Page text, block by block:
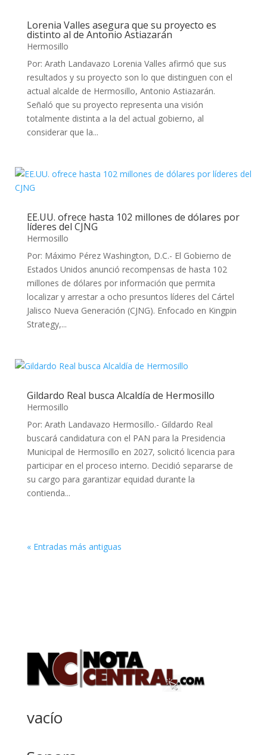
Lorenia Valles asegura que su proyecto es
distinto al de Antonio Astiazarán
Hermosillo
Por: Arath Landavazo Lorenia Valles afirmó que sus
resultados y su proyecto son lo que distinguen con el
actual alcalde de Hermosillo, Antonio Astiazarán.
Señaló que su proyecto representa una visión
totalmente distinta a la del actual gobierno, al
considerar que la...
EE.UU. ofrece hasta 102 millones de dólares por
líderes del CJNG
Hermosillo
Por: Máximo Pérez Washington, D.C.- El Gobierno de
Estados Unidos anunció recompensas de hasta 102
millones de dólares por información que permita
localizar y arrestar a ocho presuntos líderes del Cártel
Jalisco Nueva Generación (CJNG). Enfocado en Kingpin
Strategy,...
Gildardo Real busca Alcaldía de Hermosillo
Hermosillo
Por: Arath Landavazo Hermosillo.- Gildardo Real
buscará candidatura con el PAN para la Presidencia
Municipal de Hermosillo en 2027, solicitó licencia para
participar en el proceso interno. Decidió separarse de
su cargo para garantizar equidad durante la
contienda...
« Entradas más antiguas
vacío